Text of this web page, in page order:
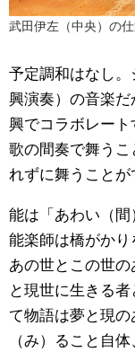
武田伊左（中央）の仕
予定調和はなし
興演奏）の音楽
興でコラボレート
歌の間奏で舞う
れずに舞うことが
能は「あわい（間
能楽師は橋がか
あの世とこの世
と現世に生きる
て物語は夢と現
（み）ること自